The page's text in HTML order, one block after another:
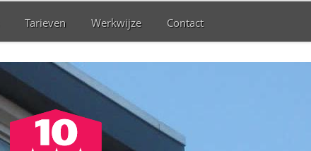
Tarieven Werkwijze Contact